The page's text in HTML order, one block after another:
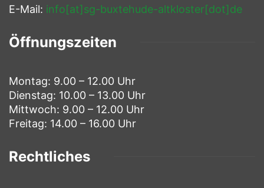
E-Mail: info[at]sg-buxtehude-altkloster[dot]de
Öffnungszeiten
Montag: 9.00 – 12.00 Uhr
Dienstag: 10.00 – 13.00 Uhr
Mittwoch: 9.00 – 12.00 Uhr
Freitag: 14.00 – 16.00 Uhr
Rechtliches